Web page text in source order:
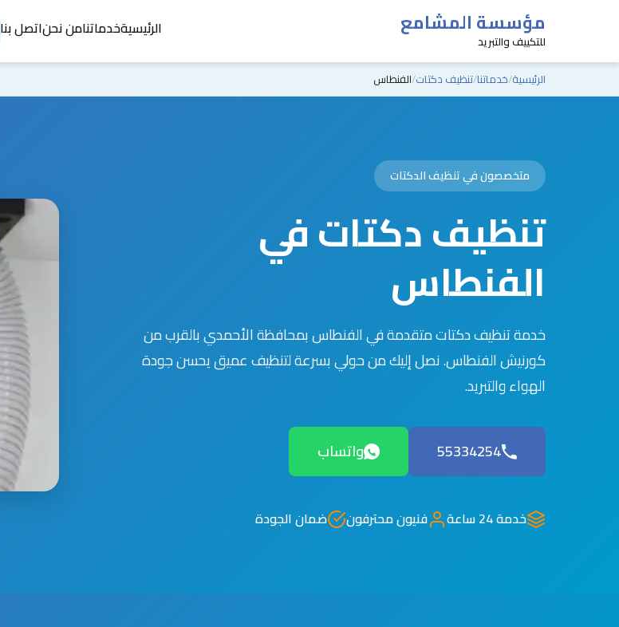
مؤسسة المشامع
للتكييف والتبريد
الرئيسيةخدماتنامن نحناتصل بنا
الرئيسية خدماتنا تنظيف دكتات الفنطاس
متخصصون في تنظيف الدكتات
تنظيف دكتات في
الفنطاس
خدمة تنظيف دكتات متقدمة في الفنطاس بمحافظة الأحمدي بالقرب من
كورنيش الفنطاس. نصل إليك من حولي بسرعة لتنظيف عميق يحسن جودة
الهواء والتبريد.
55334254 واتساب
خدمة 24 ساعة فنيون محترفون ضمان الجودة